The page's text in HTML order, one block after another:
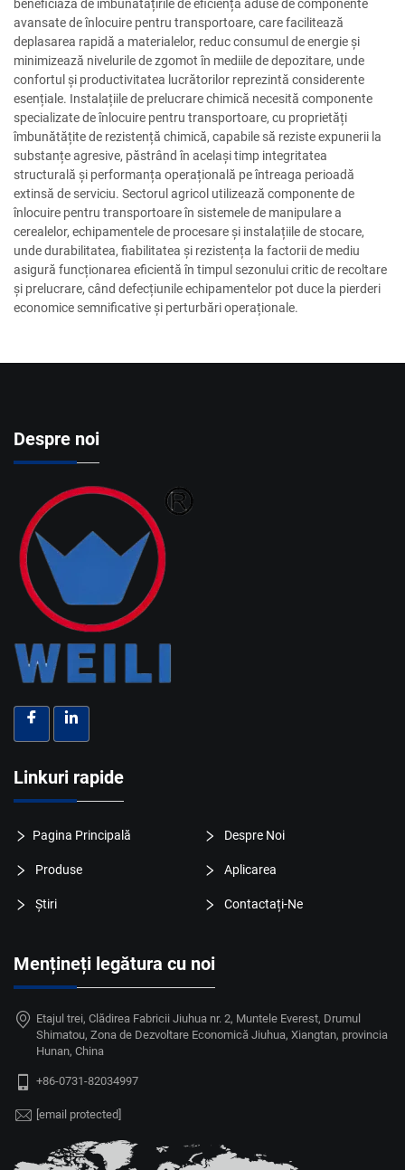
beneficiază de îmbunătățirile de eficiență aduse de componente
avansate de înlocuire pentru transportoare, care facilitează
deplasarea rapidă a materialelor, reduc consumul de energie și
minimizează nivelurile de zgomot în mediile de depozitare, unde
confortul și productivitatea lucrătorilor reprezintă considerente
esențiale. Instalațiile de prelucrare chimică necesită componente
specializate de înlocuire pentru transportoare, cu proprietăți
îmbunătățite de rezistență chimică, capabile să reziste expunerii la
substanțe agresive, păstrând în același timp integritatea
structurală și performanța operațională pe întreaga perioadă
extinsă de serviciu. Sectorul agricol utilizează componente de
înlocuire pentru transportoare în sistemele de manipulare a
cerealelor, echipamentele de procesare și instalațiile de stocare,
unde durabilitatea, fiabilitatea și rezistența la factorii de mediu
asigură funcționarea eficientă în timpul sezonului critic de recoltare
și prelucrare, când defecțiunile echipamentelor pot duce la pierderi
economice semnificative și perturbări operaționale.
Despre noi
Linkuri rapide
Pagina Principală Despre Noi
Produse Aplicarea
Știri Contactați-Ne
Mențineți legătura cu noi
Etajul trei, Clădirea Fabricii Jiuhua nr. 2, Muntele Everest, Drumul
Shimatou, Zona de Dezvoltare Economică Jiuhua, Xiangtan, provincia
Hunan, China
+86-0731-82034997
[email protected]